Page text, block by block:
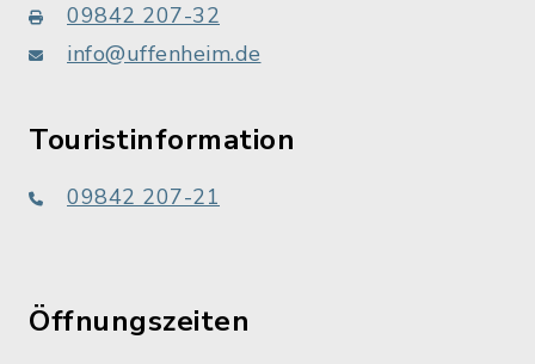
09842 207-32
info@uffenheim.de
Touristinformation
09842 207-21
Öffnungszeiten